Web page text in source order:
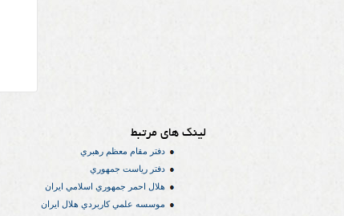
لینک های مرتبط
دفتر مقام معظم رهبري
دفتر رياست جمهوري
هلال احمر جمهوري اسلامي ايران
موسسه علمي كاربردي هلال ایران